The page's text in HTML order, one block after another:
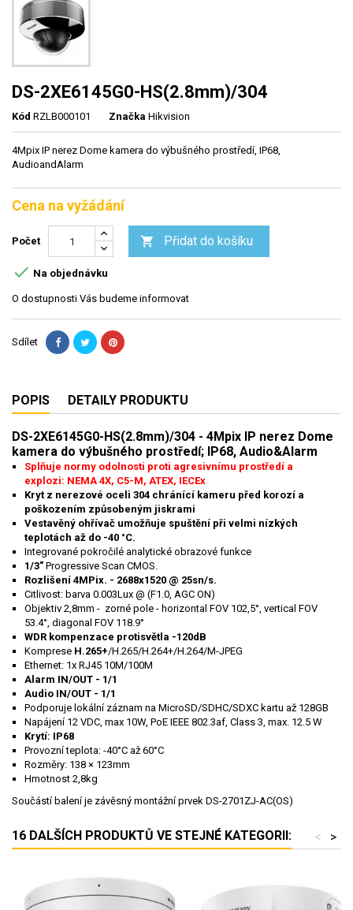
DS-2XE6145G0-HS(2.8mm)/304
Kód RZLB000101 Značka Hikvision
4Mpix IP nerez Dome kamera do výbušného prostředí, IP68,
AudioandAlarm
Cena na vyžádání
Počet  Přidat do košíku
 Na objednávku
O dostupnosti Vás budeme informovat
Sdílet
POPIS DETAILY PRODUKTU
DS-2XE6145G0-HS(2.8mm)/304 - 4Mpix IP nerez Dome
kamera do výbušného prostředí; IP68, Audio&Alarm
Splňuje normy odolnosti proti agresivnímu prostředí a
explozi: NEMA 4X, C5-M, ATEX, IECEx
Kryt z nerezové oceli 304 chránící kameru před korozí a
poškozením způsobeným jiskrami
Vestavěný ohřívač umožňuje spuštění při velmi nízkých
teplotách až do -40 °C.
Integrované pokročilé analytické obrazové funkce
1/3" Progressive Scan CMOS.
Rozlišení 4MPix. - 2688x1520 @ 25sn/s.
Citlivost: barva 0.003Lux @ (F1.0, AGC ON)
Objektiv 2,8mm - zorné pole - horizontal FOV 102,5°, vertical FOV
53.4°, diagonal FOV 118.9°
WDR kompenzace protisvětla -120dB
Komprese H.265+/H.265/H.264+/H.264/M-JPEG
Ethernet: 1x RJ45 10M/100M
Alarm IN/OUT - 1/1
Audio IN/OUT - 1/1
Podporuje lokální záznam na MicroSD/SDHC/SDXC kartu až 128GB
Napájení 12 VDC, max 10W, PoE IEEE 802.3af, Class 3, max. 12.5 W
Krytí: IP68
Provozní teplota: -40°C až 60°C
Rozměry: 138 × 123mm
Hmotnost 2,8kg
Součástí balení je závěsný montážní prvek DS-2701ZJ-AC(OS)
16 DALŠÍCH PRODUKTŮ VE STEJNÉ KATEGORII: >
<